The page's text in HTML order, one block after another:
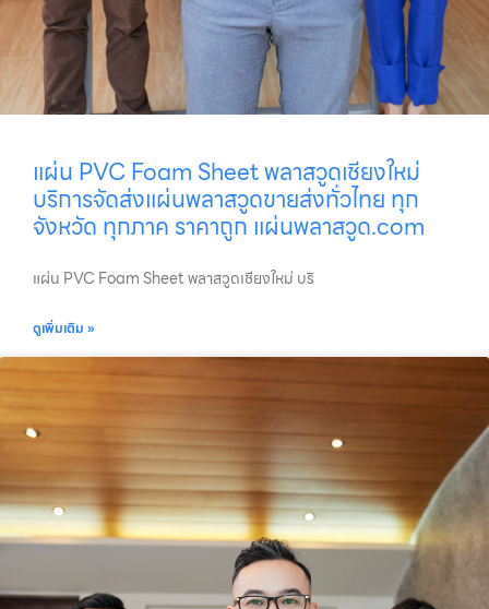
แผ่น PVC Foam Sheet พลาสวูดเชียงใหม่
บริการจัดส่งแผ่นพลาสวูดขายส่งทั่วไทย ทุก
จังหวัด ทุกภาค ราคาถูก แผ่นพลาสวูด.com
แผ่น PVC Foam Sheet พลาสวูดเชียงใหม่ บริ
ดูเพิ่มเติม »